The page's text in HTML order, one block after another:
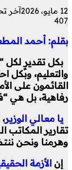
12 مايو، 2026
آخر تحديث:
407
بقلم: أحمد
بكل تقديرٍ لكل
والتعليم، وبكل
القائمون على
رفاهية، بل هي
يا معالي الوزير
تقارير المكاتب
وهرمنا ونحن
إن الأزمة